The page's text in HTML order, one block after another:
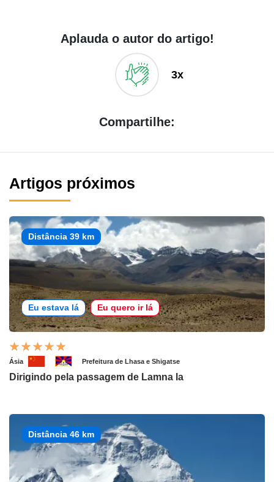
Aplauda o autor do artigo!
3x
Compartilhe:
Artigos próximos
Distância 39 km
Eu estava lá Eu quero ir lá
Ásia Prefeitura de Lhasa e Shigatse
Dirigindo pela passagem de Lamna la
Distância 46 km